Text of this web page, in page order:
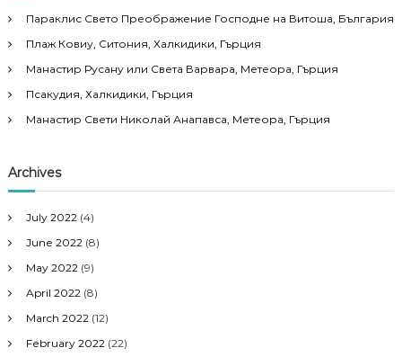
Параклис Свето Преображение Господне на Витоша, България
Плаж Ковиу, Ситония, Халкидики, Гърция
Манастир Русану или Света Варвара, Метеора, Гърция
Псакудия, Халкидики, Гърция
Манастир Свети Николай Анапавса, Метеора, Гърция
Archives
July 2022 (4)
June 2022 (8)
May 2022 (9)
April 2022 (8)
March 2022 (12)
February 2022 (22)